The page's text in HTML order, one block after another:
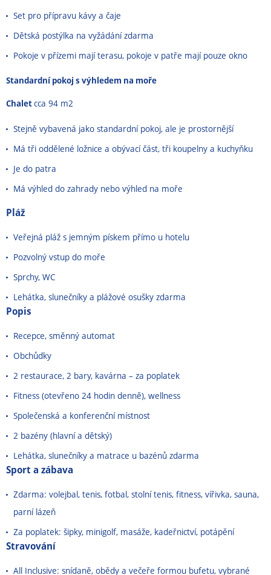
Set pro přípravu kávy a čaje
Dětská postýlka na vyžádání zdarma
Pokoje v přízemi mají terasu, pokoje v patře mají pouze okno
Standardní pokoj s výhledem na moře
Chaletcca 94 m2
Stejně vybavená jako standardní pokoj, ale je prostornější
Má tři oddělené ložnice a obývací část, tři koupelny a kuchyňku
Je do patra
Má výhled do zahrady nebo výhled na moře
Pláž
Veřejná pláž s jemným pískem přímo u hotelu
Pozvolný vstup do moře
Sprchy, WC
Lehátka, slunečníky a plážové osušky zdarma
Popis
Recepce, směnný automat
Obchůdky
2 restaurace, 2 bary, kavárna – za poplatek
Fitness (otevřeno 24 hodin denně), wellness
Společenská a konferenční místnost
2 bazény (hlavní a dětský)
Lehátka, slunečníky a matrace u bazénů zdarma
Sport a zábava
Zdarma: volejbal, tenis, fotbal, stolní tenis, fitness, vířivka, sauna,
parní lázeň
Za poplatek: šipky, minigolf, masáže, kadeřnictví, potápění
Stravování
All Inclusive: snídaně, obědy a večeře formou bufetu, vybrané